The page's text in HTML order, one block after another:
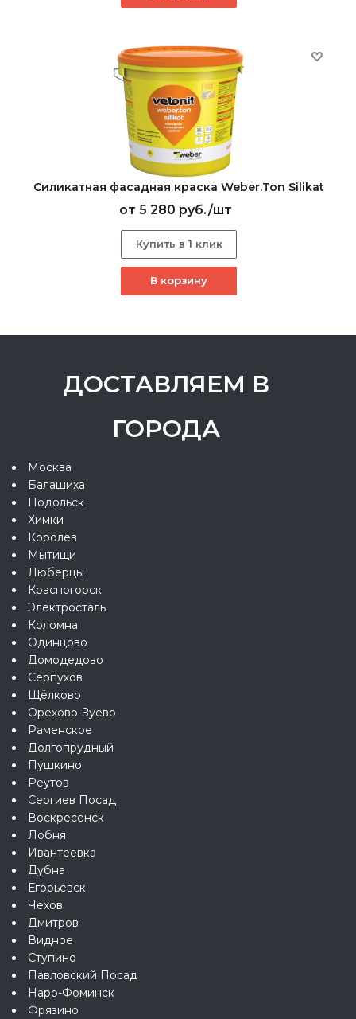
Cиликатная фасадная краска Weber.Ton Silikat
от 5 280 руб./шт
Купить в 1 клик
В корзину
ДОСТАВЛЯЕМ В
ГОРОДА
Москва
Балашиха
Подольск
Химки
Королёв
Мытищи
Люберцы
Красногорск
Электросталь
Коломна
Одинцово
Домодедово
Серпухов
Щёлково
Орехово-Зуево
Раменское
Долгопрудный
Пушкино
Реутов
Сергиев Посад
Воскресенск
Лобня
Ивантеевка
Дубна
Егорьевск
Чехов
Дмитров
Видное
Ступино
Павловский Посад
Наро-Фоминск
Фрязино